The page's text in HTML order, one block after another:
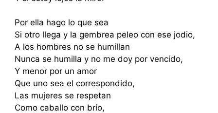
Por ella hago lo que sea
Si otro llega y la gembrea peleo con ese jodio,
A los hombres no se humillan
Nunca se humilla y no me doy por vencido,
Y menor por un amor
Que uno sea el correspondido,
Las mujeres se respetan
Como caballo con brío,